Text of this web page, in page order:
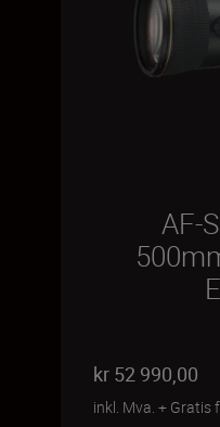
AF-
kr 52 990,00
inkl. Mva. + Gratis